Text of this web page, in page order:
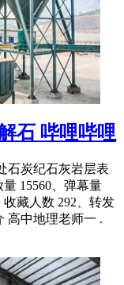
石 哔哩哔哩
石炭纪石灰岩层表
15560、弹幕量
收藏人数 292、转发
高中地理老师一 .